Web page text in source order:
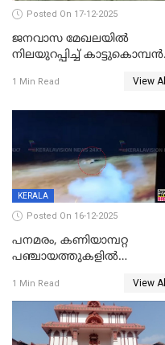
Posted On 17-12-2025
ജനവാസ മേഖലയില്‍
നിലയുറപ്പിച്ച് കാട്ടുകൊമ്പന്‍
1 Min Read View All
KERALA
Posted On 16-12-2025
പനമരം, കണിയാമ്പറ്റ
പഞ്ചായത്തുകളിൽ
സ്ഥാപനങ്ങൾക്ക് അവധി
1 Min Read View All